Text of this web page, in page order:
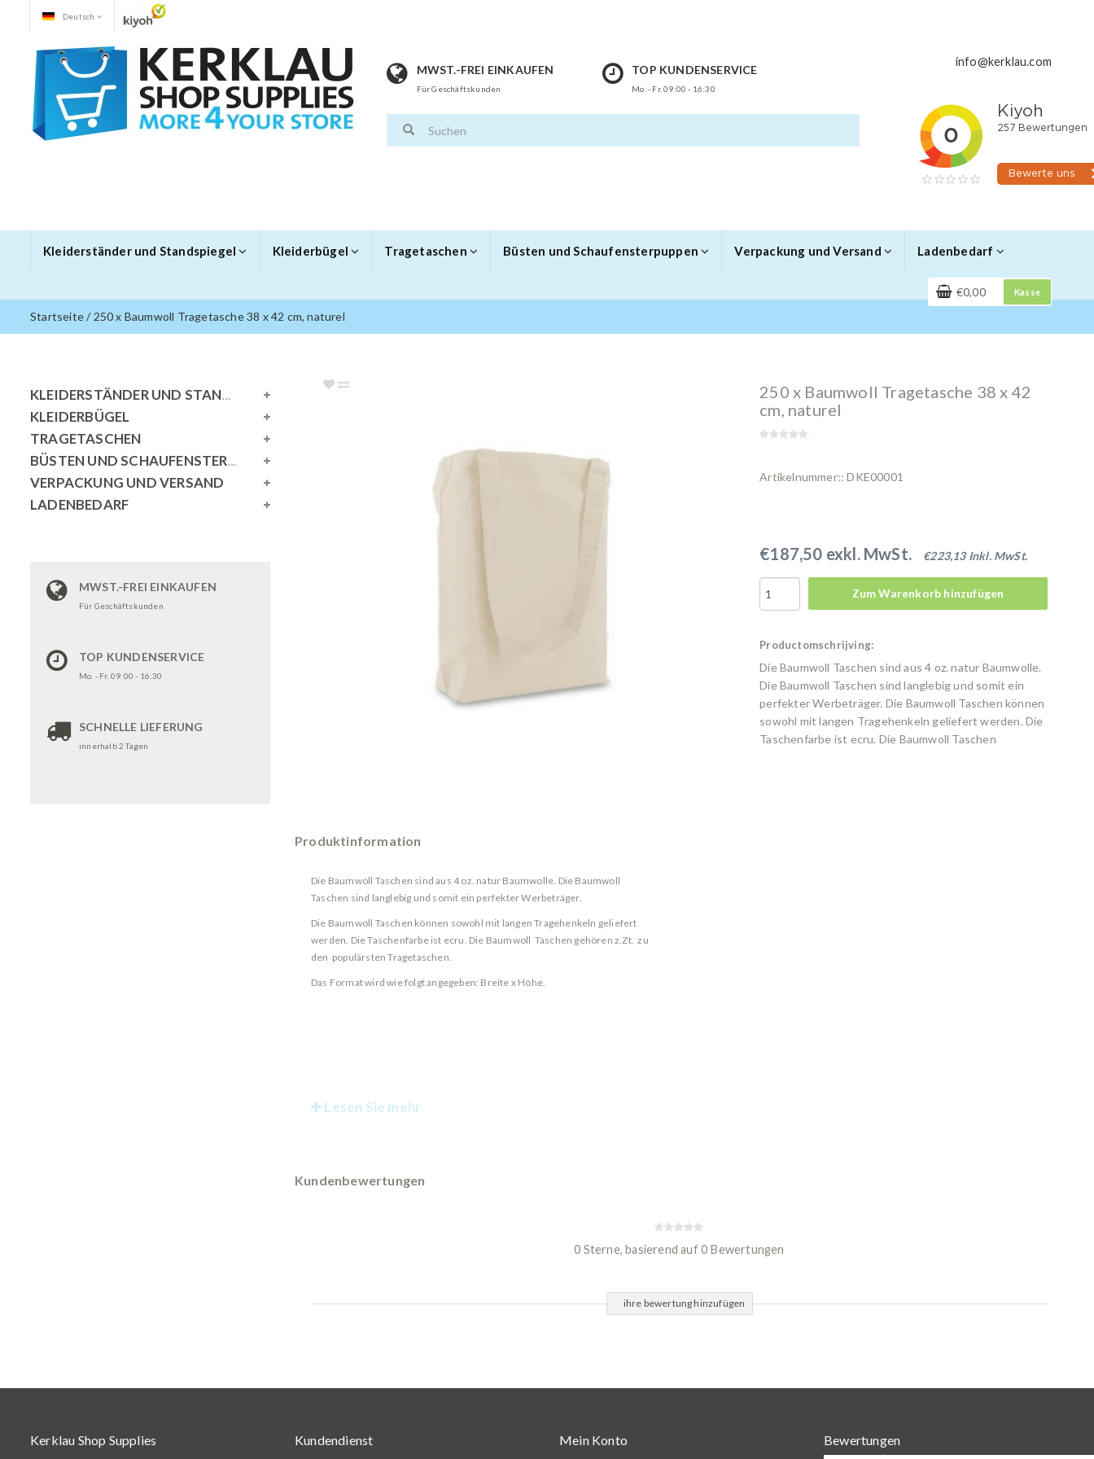
Deutsch
MWST.-FREI EINKAUFEN
Für Geschäftskunden
TOP KUNDENSERVICE
Mo. - Fr. 09:00 - 16:30
info@kerklau.com
Kleiderständer und Standspiegel Kleiderbügel Tragetaschen Büsten und Schaufensterpuppen Verpackung und Versand Ladenbedarf
€0,00 Kasse
Startseite/ 250 x Baumwoll Tragetasche 38 x 42 cm, naturel
KLEIDERSTÄNDER UND STANDSPIEGEL
KLEIDERBÜGEL
TRAGETASCHEN
BÜSTEN UND SCHAUFENSTERPUPPEN
VERPACKUNG UND VERSAND
LADENBEDARF
MWST.-FREI EINKAUFEN
Für Geschäftskunden
TOP KUNDENSERVICE
Mo. - Fr. 09:00 - 16:30
SCHNELLE LIEFERUNG
innerhalb 2 Tagen
250 x Baumwoll Tragetasche 38 x 42
cm, naturel
Artikelnummer:: DKE00001
€187,50 exkl. MwSt. €223,13 Inkl. MwSt.
Zum Warenkorb hinzufügen
Productomschrijving:
Die Baumwoll Taschen sind aus 4 oz. natur Baumwolle.
Die Baumwoll Taschen sind langlebig und somit ein
perfekter Werbeträger. Die Baumwoll Taschen können
sowohl mit langen Tragehenkeln geliefert werden. Die
Taschenfarbe ist ecru. Die Baumwoll Taschen
Produktinformation
Die Baumwoll Taschen sind aus 4 oz. natur Baumwolle. Die Baumwoll
Taschen sind langlebig und somit ein perfekter Werbeträger.
Die Baumwoll Taschen können sowohl mit langen Tragehenkeln geliefert
werden. Die Taschenfarbe ist ecru. Die Baumwoll Taschen gehören z.Zt. zu
den populärsten Tragetaschen.
Das Format wird wie folgt angegeben: Breite x Höhe.
Lesen Sie mehr
Kundenbewertungen
0 Sterne, basierend auf 0 Bewertungen
ihre bewertung hinzufügen
Kerklau Shop Supplies Kundendienst Mein Konto Bewertungen